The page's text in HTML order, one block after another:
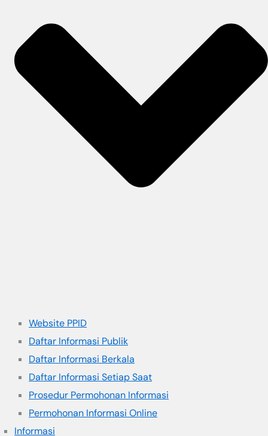
Website PPID
Daftar Informasi Publik
Daftar Informasi Berkala
Daftar Informasi Setiap Saat
Prosedur Permohonan Informasi
Permohonan Informasi Online
Informasi